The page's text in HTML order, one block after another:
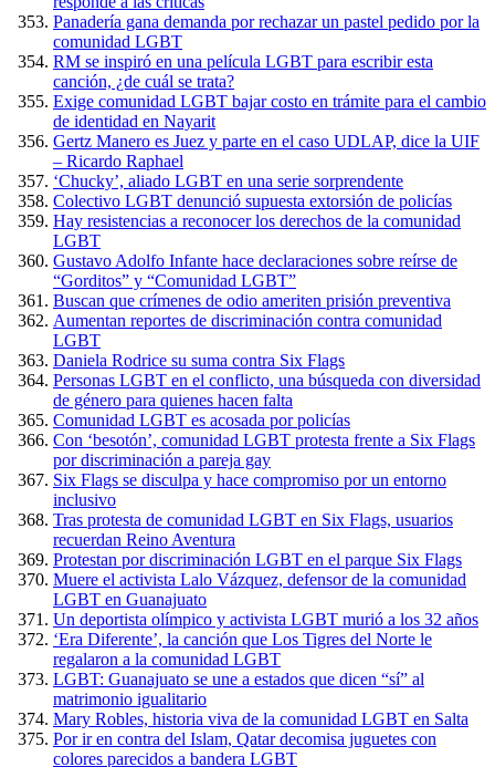
Panadería gana demanda por rechazar un pastel pedido por la
comunidad LGBT
RM se inspiró en una película LGBT para escribir esta
canción, ¿de cuál se trata?
Exige comunidad LGBT bajar costo en trámite para el cambio
de identidad en Nayarit
Gertz Manero es Juez y parte en el caso UDLAP, dice la UIF
– Ricardo Raphael
‘Chucky’, aliado LGBT en una serie sorprendente
Colectivo LGBT denunció supuesta extorsión de policías
Hay resistencias a reconocer los derechos de la comunidad
LGBT
Gustavo Adolfo Infante hace declaraciones sobre reírse de
“Gorditos” y “Comunidad LGBT”
Buscan que crímenes de odio ameriten prisión preventiva
Aumentan reportes de discriminación contra comunidad
LGBT
Daniela Rodrice su suma contra Six Flags
Personas LGBT en el conflicto, una búsqueda con diversidad
de género para quienes hacen falta
Comunidad LGBT es acosada por policías
Con ‘besotón’, comunidad LGBT protesta frente a Six Flags
por discriminación a pareja gay
Six Flags se disculpa y hace compromiso por un entorno
inclusivo
Tras protesta de comunidad LGBT en Six Flags, usuarios
recuerdan Reino Aventura
Protestan por discriminación LGBT en el parque Six Flags
Muere el activista Lalo Vázquez, defensor de la comunidad
LGBT en Guanajuato
Un deportista olímpico y activista LGBT murió a los 32 años
‘Era Diferente’, la canción que Los Tigres del Norte le
regalaron a la comunidad LGBT
LGBT: Guanajuato se une a estados que dicen “sí” al
matrimonio igualitario
Mary Robles, historia viva de la comunidad LGBT en Salta
Por ir en contra del Islam, Qatar decomisa juguetes con
colores parecidos a bandera LGBT